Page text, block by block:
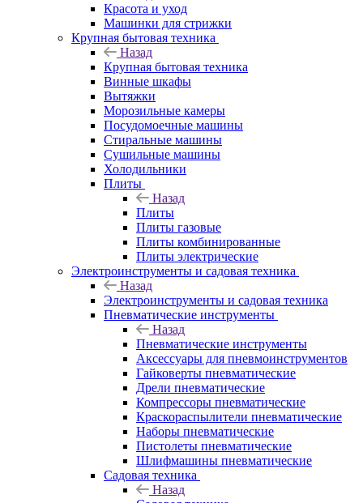
Красота и уход
Машинки для стрижки
Крупная бытовая техника
Назад
Крупная бытовая техника
Винные шкафы
Вытяжки
Морозильные камеры
Посудомоечные машины
Стиральные машины
Сушильные машины
Холодильники
Плиты
Назад
Плиты
Плиты газовые
Плиты комбинированные
Плиты электрические
Электроинструменты и садовая техника
Назад
Электроинструменты и садовая техника
Пневматические инструменты
Назад
Пневматические инструменты
Аксессуары для пневмоинструментов
Гайковерты пневматические
Дрели пневматические
Компрессоры пневматические
Краскораспылители пневматические
Наборы пневматические
Пистолеты пневматические
Шлифмашины пневматические
Садовая техника
Назад